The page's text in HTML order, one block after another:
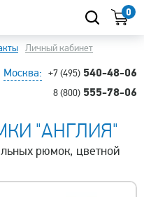
0
Личный кабинет
Москва: +7 (495) 540-48-06
8 (800) 555-78-06
"АНГЛИЯ"
рюмок, цветной